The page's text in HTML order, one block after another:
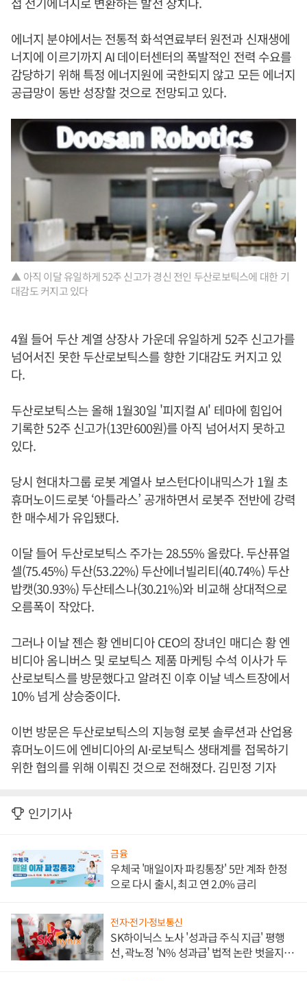
에너지 분야에서는 전통적 화석연료부터 원전과 신재생에
너지에 이르기까지 AI 데이터센터의 폭발적인 전력 수요를
감당하기 위해 특정 에너지원에 국한되지 않고 모든 에너지
공급망이 동반 성장할 것으로 전망되고 있다.
▲ 아직 이달 유일하게 52주 신고가 경신 전인 두산로보틱스에 대한 기
대감도 커지고 있다
4월 들어 두산 계열 상장사 가운데 유일하게 52주 신고가를
넘어서진 못한 두산로보틱스를 향한 기대감도 커지고 있
다.
두산로보틱스는 올해 1월30일 '피지컬 AI' 테마에 힘입어
기록한 52주 신고가(13만600원)를 아직 넘어서지 못하고
있다.
당시 현대차그룹 로봇 계열사 보스턴다이내믹스가 1월 초
휴머노이드로봇 ‘아틀라스’ 공개하면서 로봇주 전반에 강력
한 매수세가 유입됐다.
이달 들어 두산로보틱스 주가는 28.55% 올랐다. 두산퓨얼
셀(75.45%) 두산(53.22%) 두산에너빌리티(40.74%) 두산
밥캣(30.93%) 두산테스나(30.21%)와 비교해 상대적으로
오름폭이 작았다.
그러나 이날 젠슨 황 엔비디아 CEO의 장녀인 매디슨 황 엔
비디아 옴니버스 및 로보틱스 제품 마케팅 수석 이사가 두
산로보틱스를 방문했다고 알려진 이후 이날 넥스트장에서
10% 넘게 상승중이다.
이번 방문은 두산로보틱스의 지능형 로봇 솔루션과 산업용
휴머노이드에 엔비디아의 AI·로보틱스 생태계를 접목하기
위한 협의를 위해 이뤄진 것으로 전해졌다. 김민정 기자
인기기사
금융
우체국 '매일이자 파킹통장' 5만 계좌 한정
으로 다시 출시, 최고 연 2.0% 금리
전자·전기·정보통신
SK하이닉스 노사 '성과급 주식 지급' 평행
선, 곽노정 'N% 성과급' 법적 논란 벗을지 주